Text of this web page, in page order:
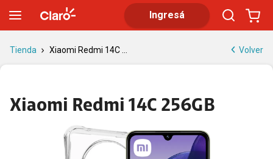
Ingresá
Tienda Xiaomi Redmi 14C ... Volver
Xiaomi Redmi 14C 256GB
Xiaomi Redmi 14C 256GB | Tienda Claro